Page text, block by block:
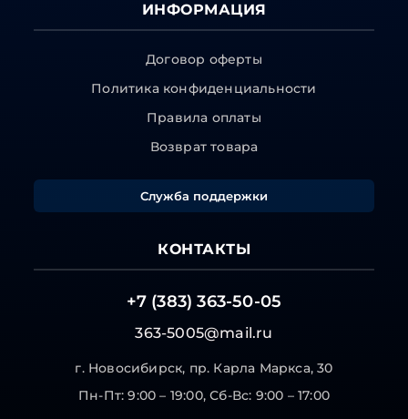
ИНФОРМАЦИЯ
Договор оферты
Политика конфиденциальности
Правила оплаты
Возврат товара
Служба поддержки
КОНТАКТЫ
+7 (383) 363-50-05
363-5005@mail.ru
г. Новосибирск, пр. Карла Маркса, 30
Пн-Пт: 9:00 – 19:00, Сб-Вс: 9:00 – 17:00